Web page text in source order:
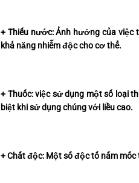
+ Thiếu nước: Ảnh hưởng của
khả năng nhiễm độc cho cơ thể.
+ Thuốc: việc sử dụng một số loại
biệt khi sử dụng chúng với liều cao.
+ Chất độc: Một số độc tố nấm